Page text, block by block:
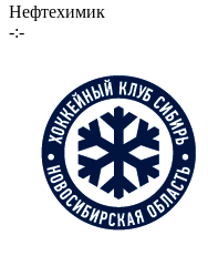
Нефтехимик
-:-